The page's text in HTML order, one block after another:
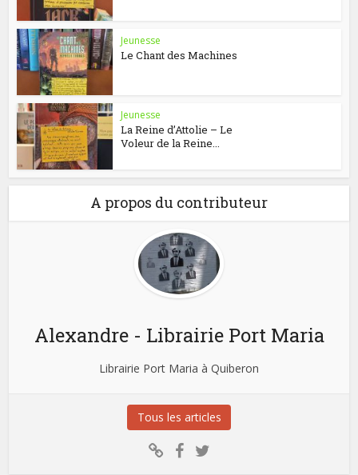
Jeunesse
Le Chant des Machines
Jeunesse
La Reine d’Attolie – Le
Voleur de la Reine...
A propos du contributeur
Alexandre - Librairie Port Maria
Librairie Port Maria à Quiberon
Tous les articles